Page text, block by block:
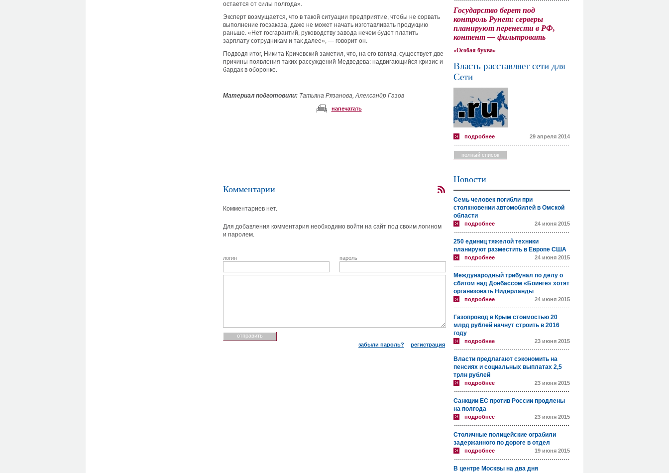
остается от силы полгода».
Эксперт возмущается, что в такой ситуации предприятие, чтобы не сорвать
выполнение госзаказа, даже не может начать изготавливать продукцию
раньше. «Нет госгарантий, руководству завода нечем будет платить
зарплату сотрудникам и так далее», — говорит он.
Подводя итог, Никита Кричевский заметил, что, на его взгляд, существует две
причины появления таких рассуждений Медведева: надвигающийся кризис и
бардак в оборонке.
Материал подготовили: Татьяна Рязанова, Александр Газов
напечатать
Комментарии
Комментариев нет.
Для добавления комментария необходимо войти на сайт под своим логином
и паролем.
логин пароль
забыли пароль? регистрация
Государство берет под
контроль Рунет: серверы
планируют перенести в РФ,
контент — фильтровать
«Особая буква»
Власть расставляет сети для
Сети
подробнее 29 апреля 2014
полный список
Новости
Семь человек погибли при
столкновении автомобилей в Омской
области
подробнее 24 июня 2015
250 единиц тяжелой техники
планируют разместить в Европе США
подробнее 24 июня 2015
Международный трибунал по делу о
сбитом над Донбассом «Боинге» хотят
организовать Нидерланды
подробнее 24 июня 2015
Газопровод в Крым стоимостью 20
млрд рублей начнут строить в 2016
году
подробнее 23 июня 2015
Власти предлагают сэкономить на
пенсиях и социальных выплатах 2,5
трлн рублей
подробнее 23 июня 2015
Санкции ЕС против России продлены
на полгода
подробнее 23 июня 2015
Столичные полицейские ограбили
задержанного по дороге в отдел
подробнее 19 июня 2015
В центре Москвы на два дня